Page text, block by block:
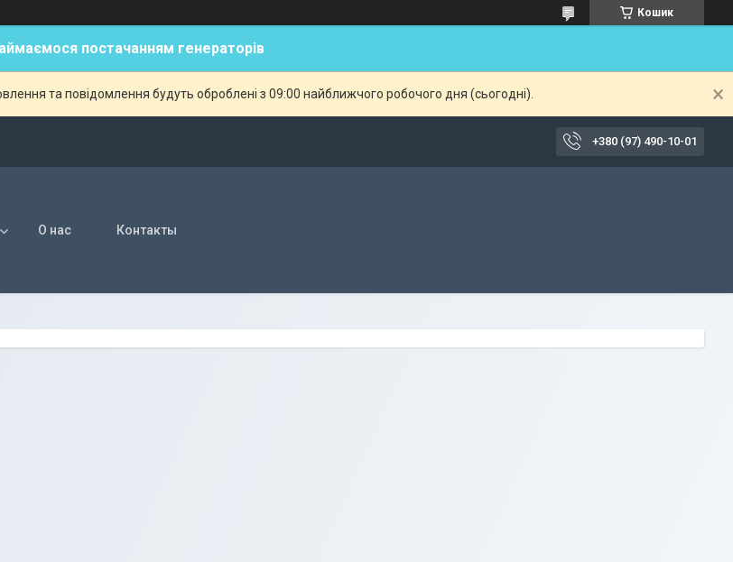
Кошик
постачанням генераторів
та повідомлення будуть оброблені з 09:00 найближчого робочого дня (сьогодні).
+380 (97) 490-10-01
О нас Контакты